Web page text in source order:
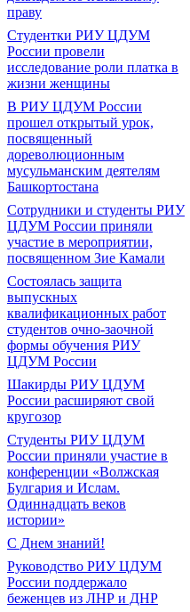
праву
Студентки РИУ ЦДУМ
России провели
исследование роли платка в
жизни женщины
В РИУ ЦДУМ России
прошел открытый урок,
посвященный
дореволюционным
мусульманским деятелям
Башкортостана
Сотрудники и студенты РИУ
ЦДУМ России приняли
участие в мероприятии,
посвященном Зие Камали
Состоялась защита
выпускных
квалификационных работ
студентов очно-заочной
формы обучения РИУ
ЦДУМ России
Шакирды РИУ ЦДУМ
России расширяют свой
кругозор
Студенты РИУ ЦДУМ
России приняли участие в
конференции «Волжская
Булгария и Ислам.
Одиннадцать веков
истории»
С Днем знаний!
Руководство РИУ ЦДУМ
России поддержало
беженцев из ЛНР и ДНР